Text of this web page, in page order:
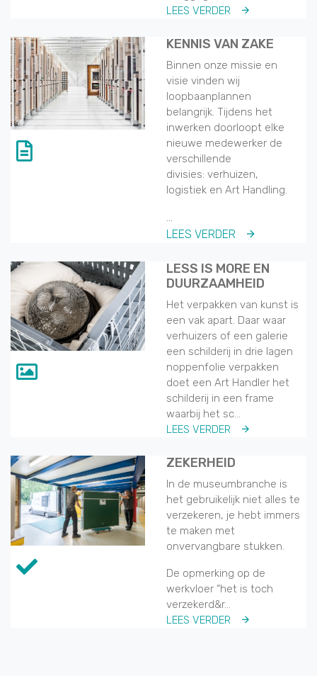
LEES VERDER
KENNIS VAN ZAKE
Binnen onze missie en
visie vinden wij
loopbaanplannen
belangrijk. Tijdens het
inwerken doorloopt elke
nieuwe medewerker de
verschillende
divisies: verhuizen,
logistiek en Art Handling.
...
LEES VERDER
LESS IS MORE EN
DUURZAAMHEID
Het verpakken van kunst is
een vak apart. Daar waar
verhuizers of een galerie
een schilderij in drie lagen
noppenfolie verpakken
doet een Art Handler het
schilderij in een frame
waarbij het sc...
LEES VERDER
ZEKERHEID
In de museumbranche is
het gebruikelijk niet alles te
verzekeren, je hebt immers
te maken met
onvervangbare stukken.
De opmerking op de
werkvloer “het is toch
verzekerd&r...
LEES VERDER